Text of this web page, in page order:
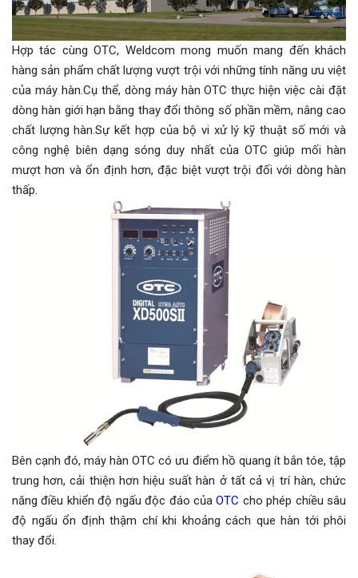
Hợp tác cùng OTC, Weldcom mong muốn mang đến khách
hàng sản phẩm chất lượng vượt trội với những tính năng ưu việt
của máy hàn.Cụ thể, dòng máy hàn OTC thực hiện việc cài đặt
dòng hàn giới hạn bằng thay đổi thông số phần mềm, nâng cao
chất lượng hàn.Sự kết hợp của bộ vi xử lý kỹ thuật số mới và
công nghệ biên dạng sóng duy nhất của OTC giúp mối hàn
mượt hơn và ổn định hơn, đặc biệt vượt trội đối với dòng hàn
thấp.
Bên cạnh đó, máy hàn OTC có ưu điểm hồ quang ít bắn tóe, tập
trung hơn, cải thiện hơn hiệu suất hàn ở tất cả vị trí hàn, chức
năng điều khiển độ ngấu độc đáo củaOTC cho phép chiều sâu
độ ngấu ổn định thậm chí khi khoảng cách que hàn tới phôi
thay đổi.